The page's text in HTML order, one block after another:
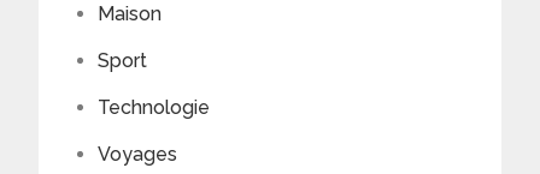
Maison
Sport
Technologie
Voyages